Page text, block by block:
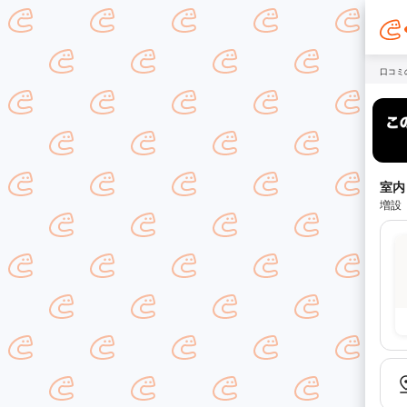
口コミ
室
増設